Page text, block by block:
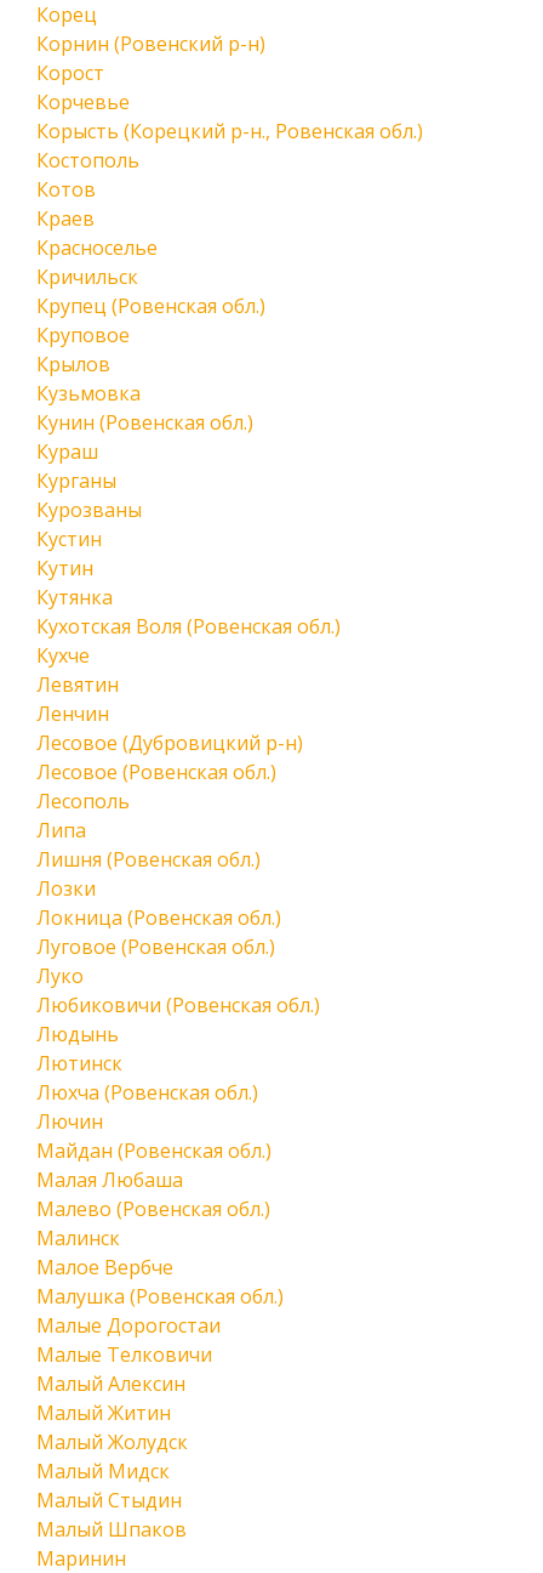
Корец
Корнин (Ровенский р-н)
Корост
Корчевье
Корысть (Корецкий р-н., Ровенская обл.)
Костополь
Котов
Краев
Красноселье
Кричильск
Крупец (Ровенская обл.)
Круповое
Крылов
Кузьмовка
Кунин (Ровенская обл.)
Кураш
Курганы
Курозваны
Кустин
Кутин
Кутянка
Кухотская Воля (Ровенская обл.)
Кухче
Левятин
Ленчин
Лесовое (Дубровицкий р-н)
Лесовое (Ровенская обл.)
Лесополь
Липа
Лишня (Ровенская обл.)
Лозки
Локница (Ровенская обл.)
Луговое (Ровенская обл.)
Луко
Любиковичи (Ровенская обл.)
Людынь
Лютинск
Люхча (Ровенская обл.)
Лючин
Майдан (Ровенская обл.)
Малая Любаша
Малево (Ровенская обл.)
Малинск
Малое Вербче
Малушка (Ровенская обл.)
Малые Дорогостаи
Малые Телковичи
Малый Алексин
Малый Житин
Малый Жолудск
Малый Мидск
Малый Стыдин
Малый Шпаков
Маринин